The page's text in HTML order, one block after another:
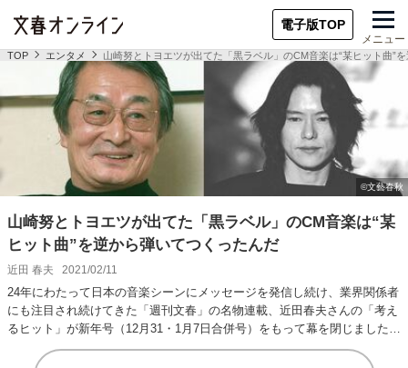
電子版TOP
メニュー
TOP エンタメ 山崎努とトヨエツが出てた「黒ラベル」のCM音楽は“某ヒット曲”
山崎努とトヨエツが出てた「黒ラベル」のCM音楽は“某
ヒット曲”を逆から弾いてつくったんだ
近田 春夫 2021/02/11
24年にわたって日本の音楽シーンにメッセージを発信し続け、業界関係者
にも注目され続けてきた「週刊文春」の名物連載、近田春夫さんの「考え
るヒット」が新年号（12月31・1月7日合併号）をもって幕を閉じました
（近田さん…